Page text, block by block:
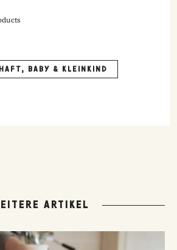
BABY & KLEINKIND
ARTIKEL